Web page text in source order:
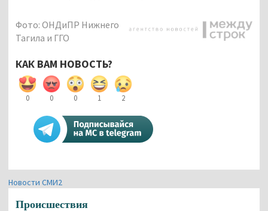
Фото: ОНДиПР Нижнего
Тагила и ГГО
КАК ВАМ НОВОСТЬ?
0 0 0 1 2
Новости СМИ2
Происшествия